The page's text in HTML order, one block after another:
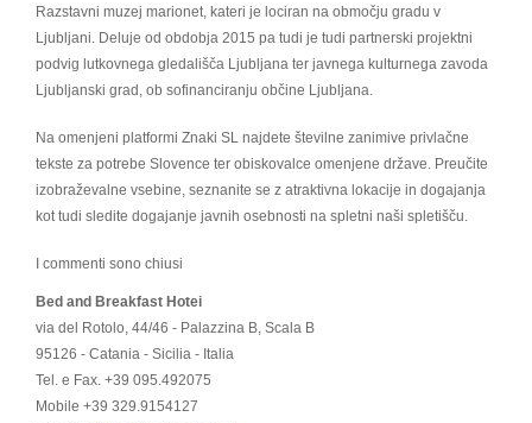
Razstavni muzej marionet, kateri je lociran na območju gradu v
Ljubljani. Deluje od obdobja 2015 pa tudi je tudi partnerski projektni
podvig lutkovnega gledališča Ljubljana ter javnega kulturnega zavoda
Ljubljanski grad, ob sofinanciranju občine Ljubljana.
Na omenjeni platformi Znaki SL najdete številne zanimive privlačne
tekste za potrebe Slovence ter obiskovalce omenjene države. Preučite
izobraževalne vsebine, seznanite se z atraktivna lokacije in dogajanja
kot tudi sledite dogajanje javnih osebnosti na spletni naši spletišču.
I commenti sono chiusi
Bed and Breakfast Hotei
via del Rotolo, 44/46 - Palazzina B, Scala B
95126 - Catania - Sicilia - Italia
Tel. e Fax. +39 095.492075
Mobile +39 329.9154127